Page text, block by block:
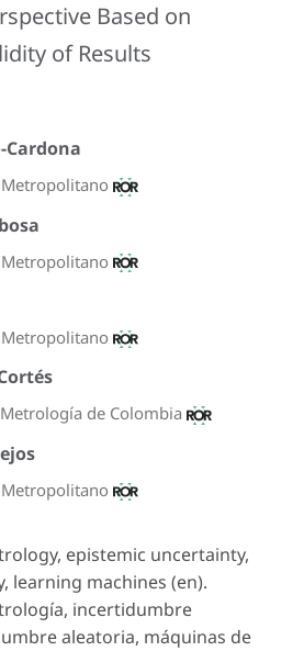
Based on
of Results
de Colombia
epistemic uncertainty,
learning machines (en).
incertidumbre
aleatoria, máquinas de